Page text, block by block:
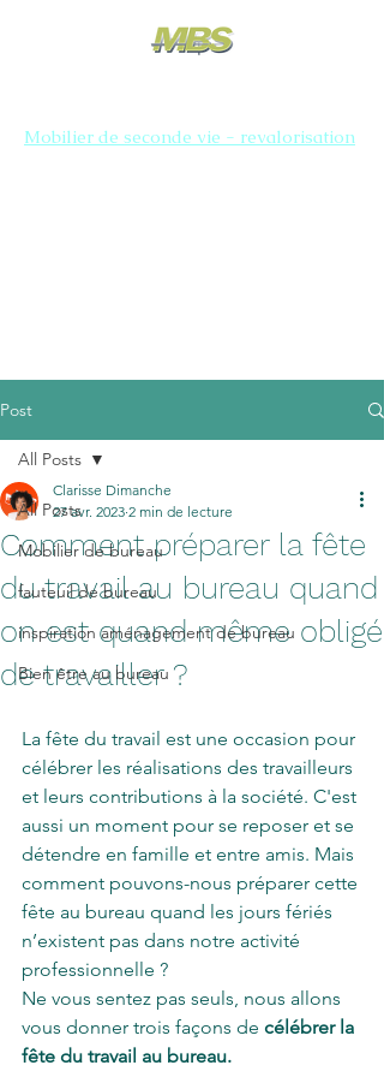
Mobilier de seconde vie - revalorisation
Post
All Posts
Mobilier de bureau
fauteuil de bureau
inspiration aménagement de bureau
Bien être au bureau
All Posts
Comment préparer la fête
du travail au bureau quand
on est quand même obligé
de travailler ?
Clarisse Dimanche
27 avr. 2023 2 min de lecture
La fête du travail est une occasion pour
célébrer les réalisations des travailleurs
et leurs contributions à la société. C'est
aussi un moment pour se reposer et se
détendre en famille et entre amis. Mais
comment pouvons-nous préparer cette
fête au bureau quand les jours fériés
n’existent pas dans notre activité
professionnelle ?
Ne vous sentez pas seuls, nous allons
vous donner trois façons de célébrer la
fête du travail au bureau.